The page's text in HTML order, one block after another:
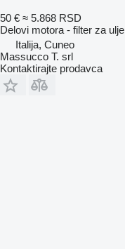
50 € ≈ 5.868 RSD
Delovi motora - filter za ulje
Italija, Cuneo
Massucco T. srl
Kontaktirajte prodavca